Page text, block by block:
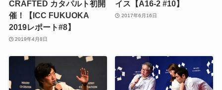
CRAFTED カタパルト初開
催！【ICC FUKUOKA
2019レポート#8】
2019年4月8日
イス【A16-2 #10】
2017年6月16日